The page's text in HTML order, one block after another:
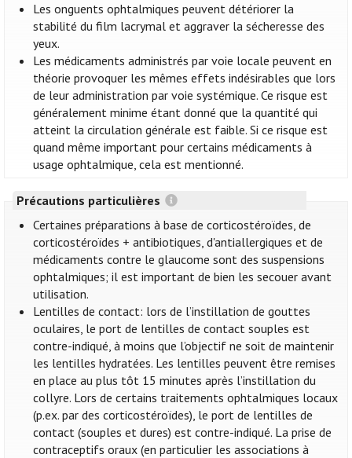
Les onguents ophtalmiques peuvent détériorer la
stabilité du film lacrymal et aggraver la sécheresse des
yeux.
Les médicaments administrés par voie locale peuvent en
théorie provoquer les mêmes effets indésirables que lors
de leur administration par voie systémique. Ce risque est
généralement minime étant donné que la quantité qui
atteint la circulation générale est faible. Si ce risque est
quand même important pour certains médicaments à
usage ophtalmique, cela est mentionné.
Précautions particulières
Certaines préparations à base de corticostéroïdes, de
corticostéroïdes + antibiotiques, d'antiallergiques et de
médicaments contre le glaucome sont des suspensions
ophtalmiques; il est important de bien les secouer avant
utilisation.
Lentilles de contact: lors de l’instillation de gouttes
oculaires, le port de lentilles de contact souples est
contre-indiqué, à moins que l’objectif ne soit de maintenir
les lentilles hydratées. Les lentilles peuvent être remises
en place au plus tôt 15 minutes après l’instillation du
collyre. Lors de certains traitements ophtalmiques locaux
(p.ex. par des corticostéroïdes), le port de lentilles de
contact (souples et dures) est contre-indiqué. La prise de
contraceptifs oraux (en particulier les associations à